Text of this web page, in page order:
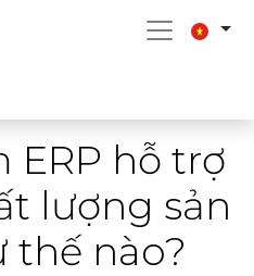
ERP hỗ trợ
lượng sản
thế nào?